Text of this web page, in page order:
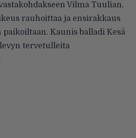
Vilma Tuulian,
rauhoittaa ja ensirakkaus
paikoiltaan. Kaunis balladi Kesä
tervetulleita